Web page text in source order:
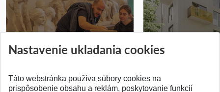
Pridané 14.07.2026 Pridané 03.07.2026
Nastavenie ukladania cookies
Táto webstránka používa súbory cookies na
prispôsobenie obsahu a reklám, poskytovanie funkcií